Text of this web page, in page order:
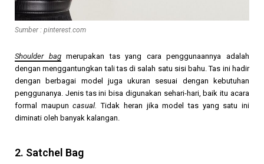
Sumber : pinterest.com
Shoulder bagmerupakan tas yang cara penggunaannya adalah
dengan menggantungkan tali tas di salah satu sisi bahu. Tas ini hadir
dengan berbagai model juga ukuran sesuai dengan kebutuhan
penggunanya. Jenis tas ini bisa digunakan sehari-hari, baik itu acara
formal maupuncasual. Tidak heran jika model tas yang satu ini
diminati oleh banyak kalangan.
2. Satchel Bag